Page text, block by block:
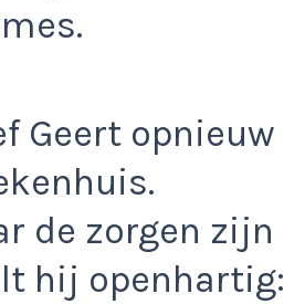
Geert opnieuw
de zorgen zijn
hij openhartig: